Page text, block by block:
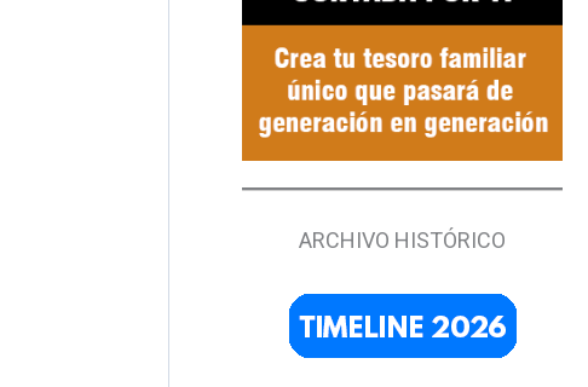
ARCHIVO HISTÓRICO